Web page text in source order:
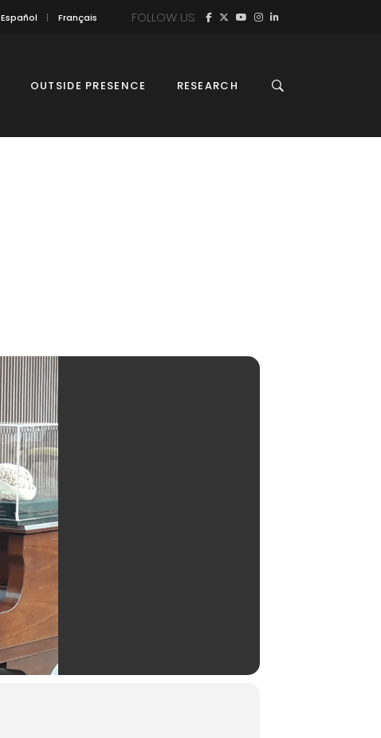
Español Français FOLLOW US
OUTSIDE PRESENCE RESEARCH